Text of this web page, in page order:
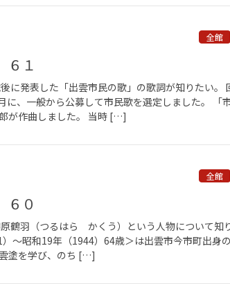
全館
６１
に発表した「出雲市民の歌」の歌詞が知りたい。
に、一般から公募して市民歌を選定しました。 「
が作曲しました。 当時 […]
全館
６０
鶴羽（つるはら かくう）という人物について知
～昭和19年（1944）64歳＞は出雲市今市町出身
塗を学び、のち […]